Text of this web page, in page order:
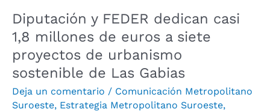
Diputación y FEDER dedican casi
1,8 millones de euros a siete
proyectos de urbanismo
sostenible de Las Gabias
Deja un comentario / Comunicación Metropolitano
Suroeste, Estrategia Metropolitano Suroeste,
de
urbanismo
de
Las
Gabias